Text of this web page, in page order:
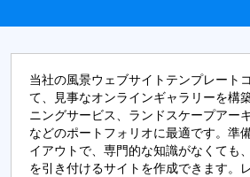
当社の風景ウェブサイトテンプレート
て、見事なオンラインギャラリーを構
ニングサービス、ランドスケープアー
などのポートフォリオに最適です。準
イアウトで、専門的な知識がなくても
を引き付けるサイトを作成できます。